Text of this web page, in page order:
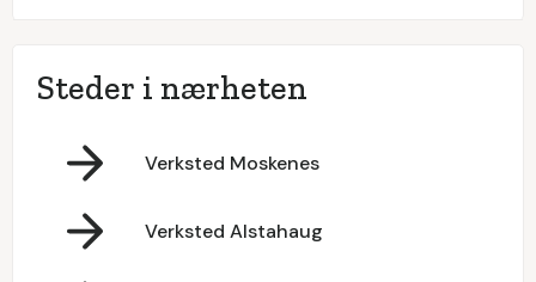
Steder i nærheten
Verksted Moskenes
Verksted Alstahaug